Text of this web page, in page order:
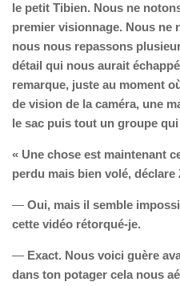
le petit Tibien. Nous ne
premier visionnage. Nous ne
nous nous repassons
détail qui nous aurait
remarque, juste au moment
de vision de la caméra, une
le sac puis tout un groupe
« Une chose est maintenant
perdu mais bien volé, déclare
— Oui, mais il semble
cette vidéo rétorqué-je.
— Exact. Nous voici guère
dans ton potager cela nous